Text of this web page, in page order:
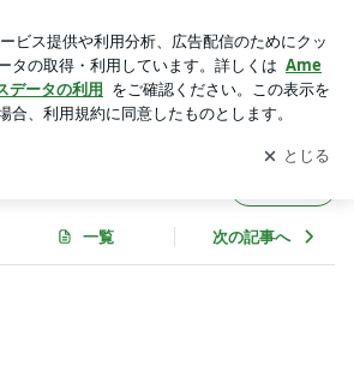
して ブログの更新通知
を受け取りまし
開く
一覧 次の記事へ